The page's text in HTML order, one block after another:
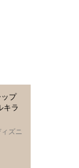
プ
キラ
ズニ